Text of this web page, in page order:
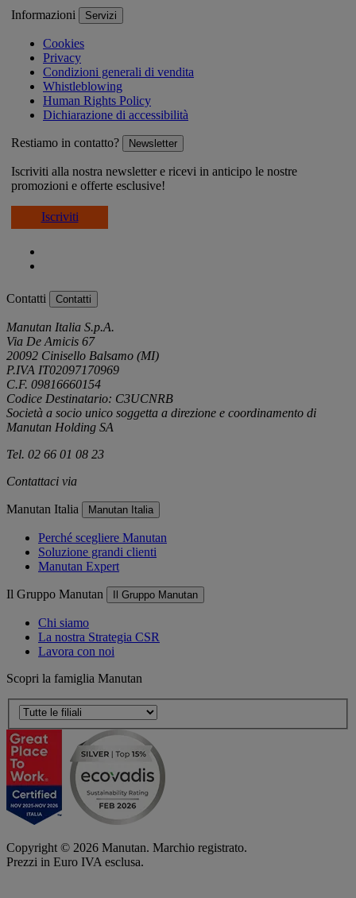
Informazioni Servizi
Cookies
Privacy
Condizioni generali di vendita
Whistleblowing
Human Rights Policy
Dichiarazione di accessibilità
Restiamo in contatto? Newsletter
Iscriviti alla nostra newsletter e ricevi in anticipo le nostre
promozioni e offerte esclusive!
Iscriviti
Contatti Contatti
Manutan Italia S.p.A.
Via De Amicis 67
20092 Cinisello Balsamo (MI)
P.IVA IT02097170969
C.F. 09816660154
Codice Destinatario: C3UCNRB
Società a socio unico soggetta a direzione e coordinamento di
Manutan Holding SA
Tel. 02 66 01 08 23
Contattaci via
Manutan Italia Manutan Italia
Perché scegliere Manutan
Soluzione grandi clienti
Manutan Expert
Il Gruppo Manutan Il Gruppo Manutan
Chi siamo
La nostra Strategia CSR
Lavora con noi
Scopri la famiglia Manutan
Copyright © 2026 Manutan. Marchio registrato.
Prezzi in Euro IVA esclusa.